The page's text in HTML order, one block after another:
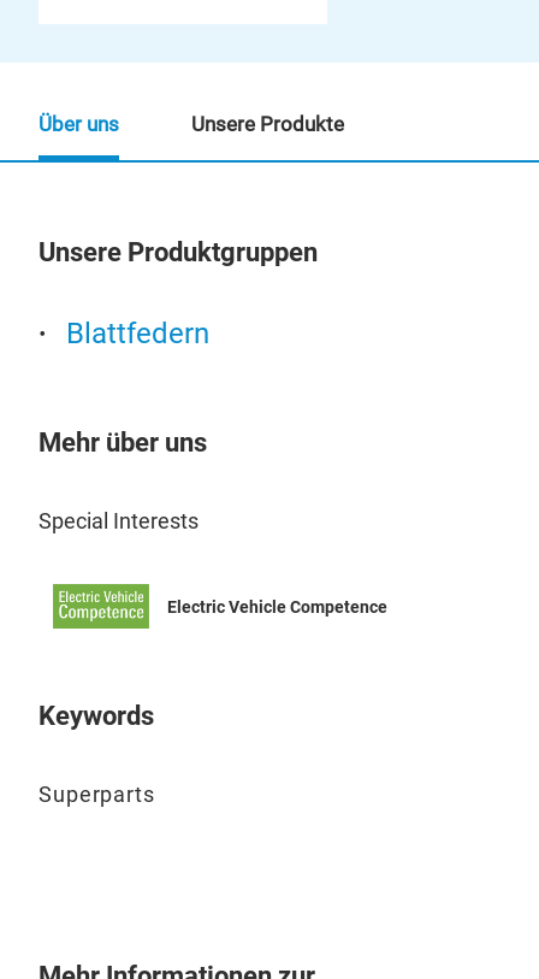
Unsere Produktgruppen
Blattfedern
Mehr über uns
Special Interests
Electric Vehicle Competence
Keywords
Superparts
Über uns Unsere Produkte